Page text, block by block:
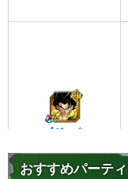
ゴジータ
6.5 /10点
おすすめパーティ